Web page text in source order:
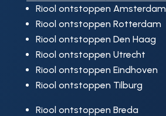
Riool ontstoppen Amsterdam
Riool ontstoppen Rotterdam
Riool ontstoppen Den Haag
Riool ontstoppen Utrecht
Riool ontstoppen Eindhoven
Riool ontstoppen Tilburg
Riool ontstoppen Breda